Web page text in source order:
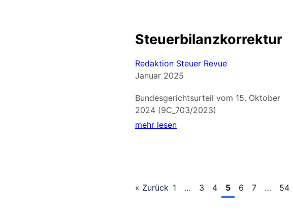
Steuerbilanzkorrektur
Redaktion Steuer Revue
Januar 2025
Bundesgerichtsurteil vom 15. Oktober
2024 (9C_703/2023)
mehr lesen
« Zurück 1 … 3 4 5 6 7 … 54